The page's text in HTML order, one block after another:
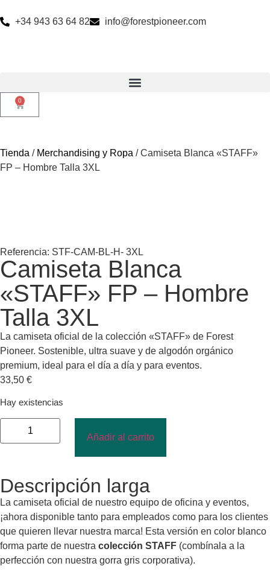
+34 943 63 64 82 info@forestpioneer.com
0
Tienda / Merchandising y Ropa / Camiseta Blanca «STAFF»
FP – Hombre Talla 3XL
Referencia: STF-CAM-BL-H- 3XL
Camiseta Blanca
«STAFF» FP – Hombre
Talla 3XL
La camiseta oficial de la colección «STAFF» de Forest
Pioneer. Sostenible, ultra suave y de algodón orgánico
premium, ideal para el día a día y para eventos.
33,50 €
Hay existencias
Añadir al carrito
Descripción larga
La camiseta oficial de nuestro equipo de oficina y eventos,
¡ahora disponible tanto para empleados como para los clientes
que quieren llevar nuestra marca! Esta versión en color blanco
forma parte de nuestra colección STAFF (combínala a la
perfección con nuestra gorra gris corporativa).